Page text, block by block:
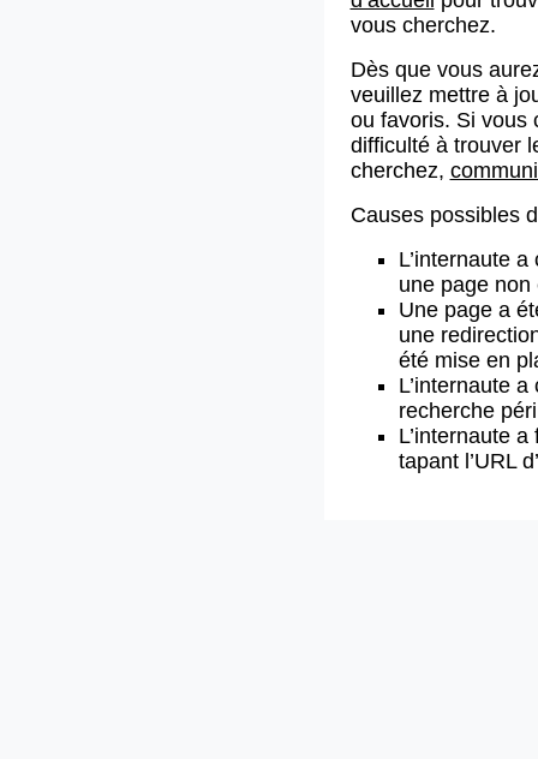
vous cherchez.
Dès que vous
veuillez mettre à
ou favoris. Si vous
difficulté à trouver
cherchez,
Causes possibles
L’internaute
une page non
Une page a
une
été mise en
L’internaute
recherche
L’internaute
tapant l’URL